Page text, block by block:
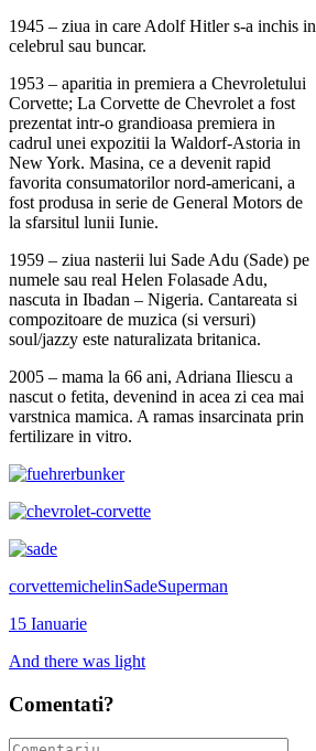
1945 – ziua in care Adolf Hitler s-a inchis in
celebrul sau buncar.
1953 – aparitia in premiera a Chevroletului
Corvette; La Corvette de Chevrolet a fost
prezentat intr-o grandioasa premiera in
cadrul unei expozitii la Waldorf-Astoria in
New York. Masina, ce a devenit rapid
favorita consumatorilor nord-americani, a
fost produsa in serie de General Motors de
la sfarsitul lunii Iunie.
1959 – ziua nasterii lui Sade Adu (Sade) pe
numele sau real Helen Folasade Adu,
nascuta in Ibadan – Nigeria. Cantareata si
compozitoare de muzica (si versuri)
soul/jazzy este naturalizata britanica.
2005 – mama la 66 ani, Adriana Iliescu a
nascut o fetita, devenind in acea zi cea mai
varstnica mamica. A ramas insarcinata prin
fertilizare in vitro.
corvettemichelinSadeSuperman
15 Ianuarie
And there was light
Comentati?